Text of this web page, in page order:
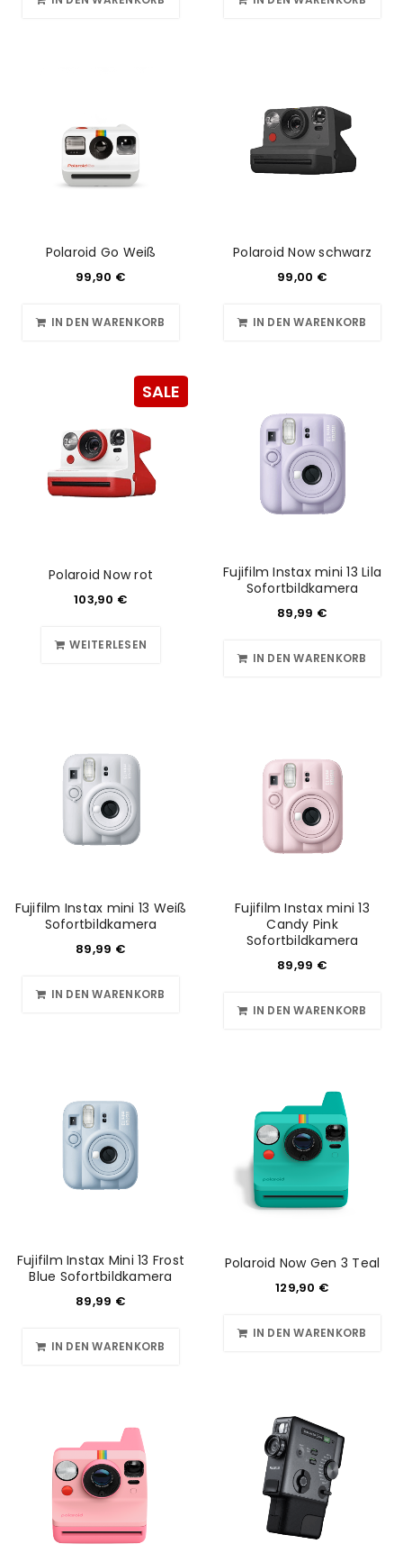
Benutzername oder E-Mail-Adresse*
Anmeldeformular geschützt durchWP Captcha
Angemeldet bleiben
ANMELDEN
PASSWORT VERGESSEN?
REGISTRIEREN
E-Mail-Adresse
NEWSLETTER ABONNIEREN
Please select all the ways you would like to hear from
akzeptiere dieDatenschutzerklärung. *
Polaroid Go Weiß
99,90 €
IN DEN WARENKORB
Polaroid Now schwarz
99,00 €
IN DEN WARENKORB
SALE
Polaroid Now rot
103,90 €
WEITERLESEN
Fujifilm Instax mini 13 Lila
Sofortbildkamera
89,99 €
IN DEN WARENKORB
Fujifilm Instax mini 13 Weiß
Sofortbildkamera
89,99 €
IN DEN WARENKORB
Fujifilm Instax mini 13
Candy Pink
Sofortbildkamera
89,99 €
IN DEN WARENKORB
Fujifilm Instax Mini 13 Frost
Blue Sofortbildkamera
89,99 €
IN DEN WARENKORB
Polaroid Now Gen 3 Teal
129,90 €
IN DEN WARENKORB